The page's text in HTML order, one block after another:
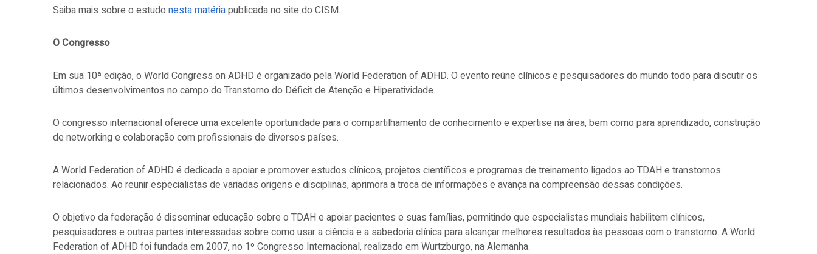
Saiba mais sobre o estudo nesta matériapublicada no site do CISM.
O Congresso
Em sua 10ª edição, o World Congress on ADHD é organizado pela World Federation of ADHD. O evento reúne clínicos e pesquisadores do mundo todo para discutir os
últimos desenvolvimentos no campo do Transtorno do Déficit de Atenção e Hiperatividade.
O congresso internacional oferece uma excelente oportunidade para o compartilhamento de conhecimento e expertise na área, bem como para aprendizado, construção
de networkinge colaboração com profissionais de diversos países.
A World Federation of ADHD é dedicada a apoiar e promover estudos clínicos, projetos científicos e programas de treinamento ligados ao TDAH e transtornos
relacionados. Ao reunir especialistas de variadas origens e disciplinas, aprimora a troca de informações e avança na compreensão dessas condições.
O objetivo da federação é disseminar educação sobre o TDAH e apoiar pacientes e suas famílias, permitindo que especialistas mundiais habilitem clínicos,
pesquisadores e outras partes interessadas sobre como usar a ciência e a sabedoria clínica para alcançar melhores resultados às pessoas com o transtorno. A World
Federation of ADHD foi fundada em 2007, no 1º Congresso Internacional, realizado em Wurtzburgo, na Alemanha.